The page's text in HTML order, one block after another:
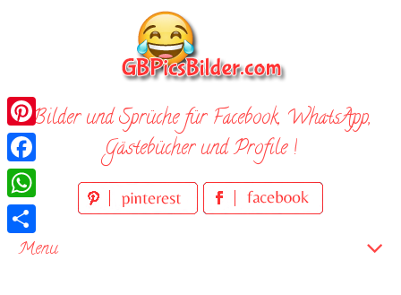
Bilder und Sprüche für Facebook, WhatsApp,
Gästebücher und Profile !
Menu
Pinterest
Facebook
WhatsApp
Teilen